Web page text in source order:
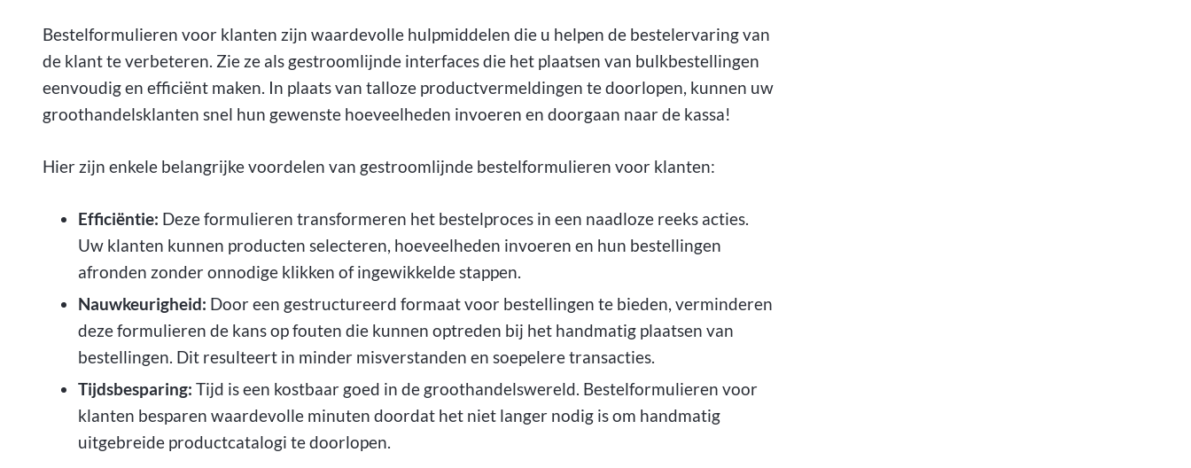
Bestelformulieren voor klanten zijn waardevolle hulpmiddelen die u helpen de bestelervaring van
de klant te verbeteren. Zie ze als gestroomlijnde interfaces die het plaatsen van bulkbestellingen
eenvoudig en efficiënt maken. In plaats van talloze productvermeldingen te doorlopen, kunnen uw
groothandelsklanten snel hun gewenste hoeveelheden invoeren en doorgaan naar de kassa!
Hier zijn enkele belangrijke voordelen van gestroomlijnde bestelformulieren voor klanten:
Efficiëntie: Deze formulieren transformeren het bestelproces in een naadloze reeks acties.
Uw klanten kunnen producten selecteren, hoeveelheden invoeren en hun bestellingen
afronden zonder onnodige klikken of ingewikkelde stappen.
Nauwkeurigheid: Door een gestructureerd formaat voor bestellingen te bieden, verminderen
deze formulieren de kans op fouten die kunnen optreden bij het handmatig plaatsen van
bestellingen. Dit resulteert in minder misverstanden en soepelere transacties.
Tijdsbesparing: Tijd is een kostbaar goed in de groothandelswereld. Bestelformulieren voor
klanten besparen waardevolle minuten doordat het niet langer nodig is om handmatig
uitgebreide productcatalogi te doorlopen.